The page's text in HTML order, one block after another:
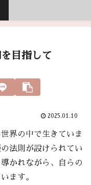
目指して
2025.01.10
界の中で生きていま
法則が設けられてい
かれながら、自らの
ます。